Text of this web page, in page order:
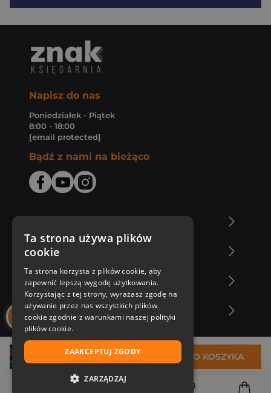
31,43 zł DO KOSZYKA
Napisz do nas
Poniedziałek - Piątek
8:00 - 18:00
[email protected]
Bądź z nami na bieżąco
Zakupy u nas
Nasza oferta
Nasi autorzy
Ta strona używa plików
cookie
Ta strona korzysta z plików cookie, aby
zapewnić lepszą wygodę użytkowania.
Korzystając z tej strony, wyrażasz zgodę na
używanie przez nas wszystkich plików
cookie zgodnie z warunkami naszej polityki
plików cookie.
ZAAKCEPTUJ ZGODY
ZARZĄDZAJ